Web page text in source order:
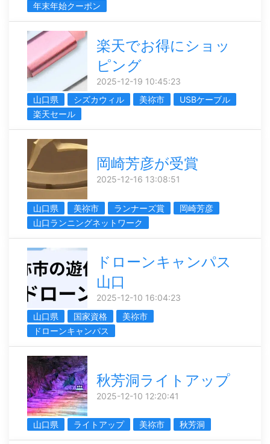
年末年始クーポン
楽天でお得にショッ
ピング
2025-12-19 10:45:23
山口県
シズカウィル 美祢市
USBケーブル
楽天セール
岡崎芳彦が受賞
2025-12-16 13:08:51
山口県 美祢市 ランナーズ賞
岡崎芳彦
山口ランニングネットワーク
ドローンキャンパス
山口
2025-12-10 16:04:23
山口県
国家資格
美祢市
ドローンキャンパス
秋芳洞ライトアップ
2025-12-10 12:20:41
山口県 ライトアップ 美祢市 秋芳洞